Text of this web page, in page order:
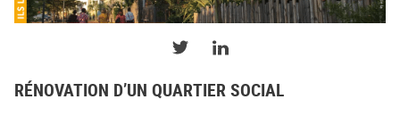
PARTAGER SUR TWITTER
PARTAGER SUR LINKEDIN
RÉNOVATION D’UN QUARTIER SOCIAL